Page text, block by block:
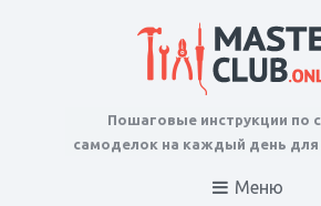
Пошаговые инструкции по
самоделок на каждый день для
Меню